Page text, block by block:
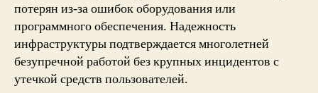
потерян из-за ошибок оборудования или
программного обеспечения. Надежность
инфраструктуры подтверждается многолетней
безупречной работой без крупных инцидентов с
утечкой средств пользователей.